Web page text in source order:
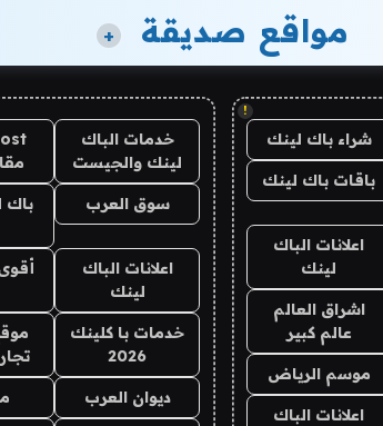
مواقع صديقة +
!
شراء باك لينك
باقات باك لينك
اعلانات الباك
لينك
اشراق العالم
عالم كبير
موسم الرياض
اعلانات الباك
خدمات الباك
لينك والجيست
سوق العرب
باك
اعلانات الباك
لينك
خدمات با كلينك
2026
ديوان العرب